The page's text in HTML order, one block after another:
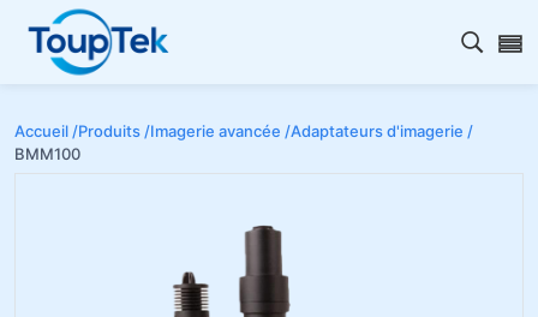
Ouvrir
Accueil /Produits /Imagerie avancée /Adaptateurs d'imagerie /
BMM100